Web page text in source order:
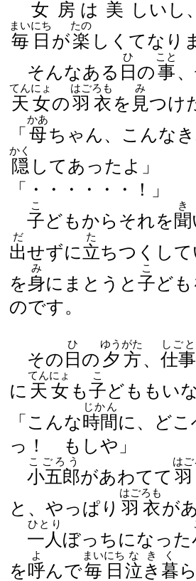
女房 は 美 しいし
毎日
まいにち
が楽
たの
しくてなり
そんなある 日
ひ
の事
こと
、
天女
てんにょ
の羽衣
はごろも
を 見
み
つけ
「 母
かあ
ちゃん、こんな
隠
かく
してあったよ」
「・・・・・・！」
子
こ
どもからそれを聞
き
出
だ
せずに立
た
ちつくし
を身
み
にまとうと 子
こ
ど
のです。
その 日
ひ
の 夕方
ゆうがた
、 仕事
しごと
に 天女
てんにょ
も子
こ
どももい
「こんな 時間
じかん
に、どこ
っ！ もしや」
小五郎
こごろう
があわてて
は
と、やっぱり 羽衣
はごろも
が
一人
ひとり
ぼっちになった
を呼
よ
んで毎日
まいにち
泣き暮
なきく